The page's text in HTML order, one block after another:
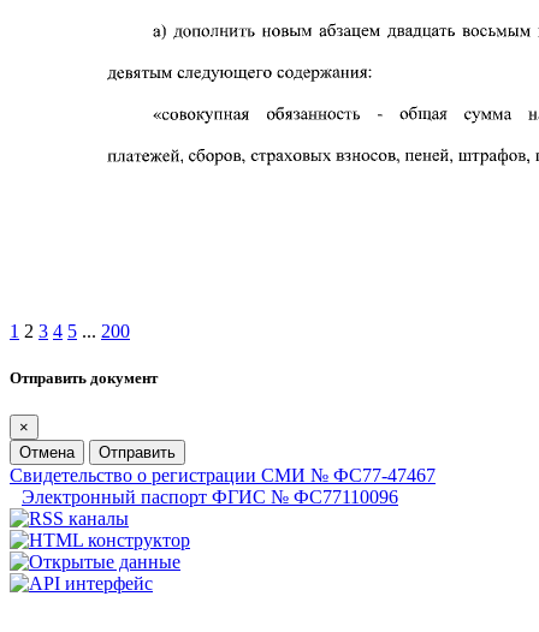
1 2 3 4 5 ... 200
Отправить документ
×
Отмена
Отправить
Свидетельство о регистрации СМИ № ФС77-47467
Электронный паспорт ФГИС № ФС77110096